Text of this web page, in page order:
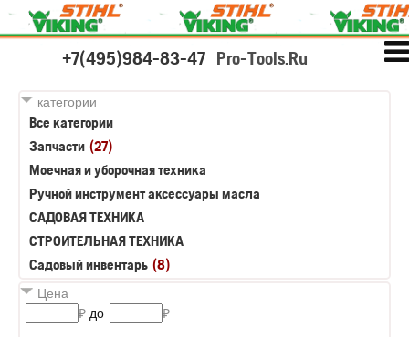
+7(495)984-83-47 Pro-Tools.Ru
категории
Все категории
Запчасти (27)
Моечная и уборочная техника
Ручной инструмент аксессуары масла
САДОВАЯ ТЕХНИКА
СТРОИТЕЛЬНАЯ ТЕХНИКА
Садовый инвентарь (8)
Цена
₽ до ₽